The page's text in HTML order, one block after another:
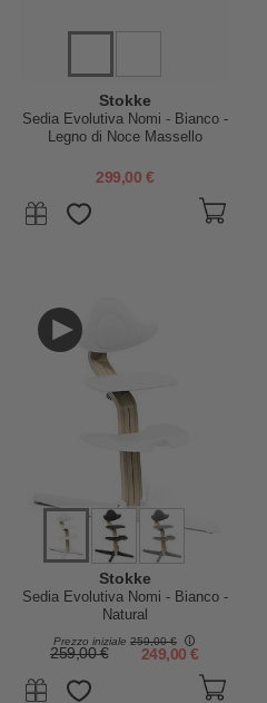
Stokke
Sedia Evolutiva Nomi - Bianco -
Legno di Noce Massello
299,00 €
Stokke
Sedia Evolutiva Nomi - Bianco -
Natural
Prezzo iniziale 259,00 €
259,00 € 249,00 €